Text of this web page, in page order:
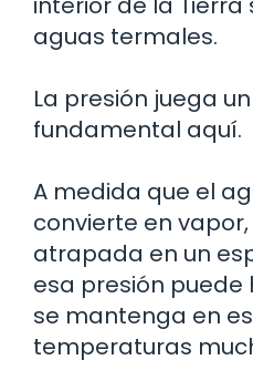
aguas termales.
La presión juega
fundamental aquí.
A medida que el
convierte en
atrapada en un
esa presión puede
se mantenga en
temperaturas